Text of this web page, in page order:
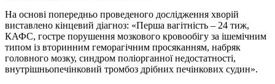
На основі попередньо проведеного дослідження хворій
виставлено кінцевий діагноз: «Перша вагітність – 24 тиж,
КАФС, гостре порушення мозкового кровообігу за ішемічним
типом із вторинним геморагічним просяканням, набряк
головного мозку, синдром поліорганної недостатності,
внутрішньопечінковий тромбоз дрібних печінкових судин».